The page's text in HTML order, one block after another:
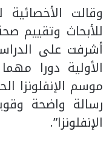
وقالت
للأبحاث وتقييم
أشرفت على
الأولية دورا
موسم الإنفلونزا
رسالة واضحة
الإنفلونزا”.